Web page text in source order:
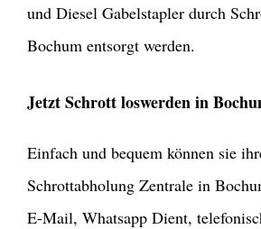
und Diesel Gabelstapler durch
Bochum entsorgt werden.
Jetzt Schrott loswerden in
Einfach und bequem können sie
Schrottabholung Zentrale in
E-Mail, Whatsapp Dient,